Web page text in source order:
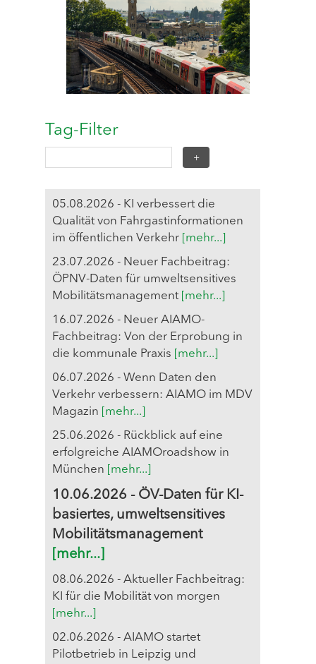
Tag-Filter
05.08.2026 - KI verbessert die
Qualität von Fahrgastinformationen
im öffentlichen Verkehr [mehr...]
23.07.2026 - Neuer Fachbeitrag:
ÖPNV-Daten für umweltsensitives
Mobilitätsmanagement [mehr...]
16.07.2026 - Neuer AIAMO-
Fachbeitrag: Von der Erprobung in
die kommunale Praxis
[mehr...]
06.07.2026 - Wenn Daten den
Verkehr verbessern: AIAMO im MDV
Magazin
[mehr...]
25.06.2026 - Rückblick auf eine
erfolgreiche AIAMOroadshow in
München
[mehr...]
10.06.2026 - ÖV-Daten für KI-
basiertes, umweltsensitives
Mobilitätsmanagement
[mehr...]
08.06.2026 - Aktueller Fachbeitrag:
KI für die Mobilität von morgen
[mehr...]
02.06.2026 - AIAMO startet
Pilotbetrieb in Leipzig und